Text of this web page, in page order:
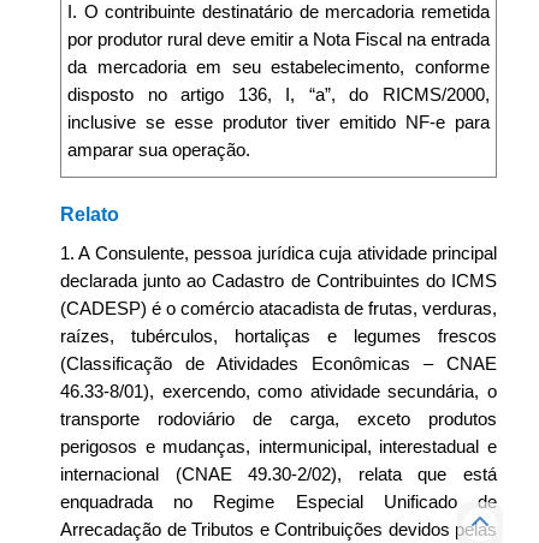
I. O contribuinte destinatário de mercadoria remetida
por produtor rural deve emitir a Nota Fiscal na entrada
da mercadoria em seu estabelecimento, conforme
disposto no artigo 136, I, “a”, do RICMS/2000,
inclusive se esse produtor tiver emitido NF-e para
amparar sua operação.
Relato
1. A Consulente, pessoa jurídica cuja atividade principal
declarada junto ao Cadastro de Contribuintes do ICMS
(CADESP) é o comércio atacadista de frutas, verduras,
raízes, tubérculos, hortaliças e legumes frescos
(Classificação de Atividades Econômicas – CNAE
46.33-8/01), exercendo, como atividade secundária, o
transporte rodoviário de carga, exceto produtos
perigosos e mudanças, intermunicipal, interestadual e
internacional (CNAE 49.30-2/02), relata que está
enquadrada no Regime Especial Unificado de
Arrecadação de Tributos e Contribuições devidos pelas